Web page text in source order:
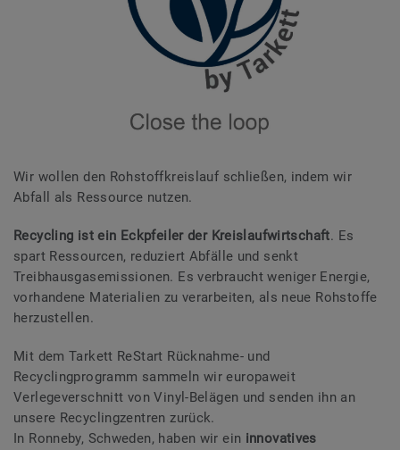
Wir wollen den Rohstoffkreislauf schließen, indem wir
Abfall als Ressource nutzen.
Recycling ist ein Eckpfeiler der Kreislaufwirtschaft. Es
spart Ressourcen, reduziert Abfälle und senkt
Treibhausgasemissionen. Es verbraucht weniger Energie,
vorhandene Materialien zu verarbeiten, als neue Rohstoffe
herzustellen.
Mit dem Tarkett ReStart Rücknahme- und
Recyclingprogramm sammeln wir europaweit
Verlegeverschnitt von Vinyl-Belägen und senden ihn an
unsere Recyclingzentren zurück.
In Ronneby, Schweden, haben wir ein innovatives